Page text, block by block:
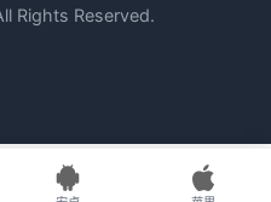
Rights Reserved.